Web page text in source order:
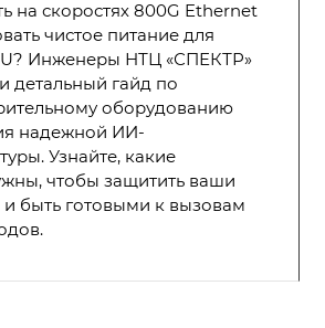
на скоростях 800G Ethernet
чистое питание для
Инженеры НТЦ «СПЕКТР»
детальный гайд по
оборудованию
надежной ИИ-
Узнайте, какие
чтобы защитить ваши
и быть готовыми к вызовам